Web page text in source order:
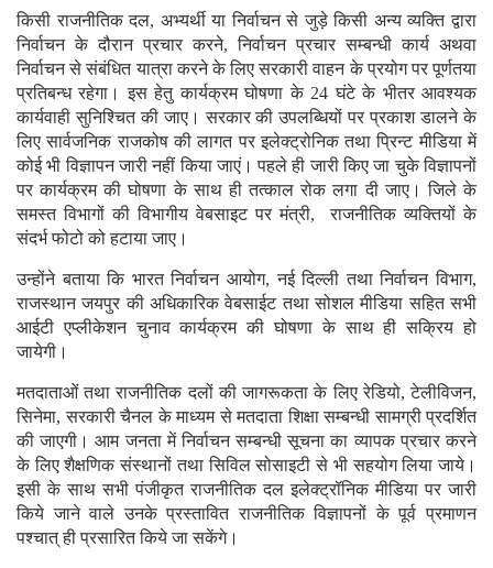
किसी राजनीतिक दल, अभ्यर्थी या निर्वाचन से जुड़े किसी अन्य व्यक्ति द्वारा
निर्वाचन के दौरान प्रचार करने, निर्वाचन प्रचार सम्बन्धी कार्य अथवा
निर्वाचन से संबंधित यात्रा करने के लिए सरकारी वाहन के प्रयोग पर पूर्णतया
प्रतिबन्ध रहेगा। इस हेतु कार्यक्रम घोषणा के 24 घंटे के भीतर आवश्यक
कार्यवाही सुनिश्चित की जाए। सरकार की उपलब्धियों पर प्रकाश डालने के
लिए सार्वजनिक राजकोष की लागत पर इलेक्ट्रोनिक तथा प्रिन्ट मीडिया में
कोई भी विज्ञापन जारी नहीं किया जाएं। पहले ही जारी किए जा चुके विज्ञापनों
पर कार्यक्रम की घोषणा के साथ ही तत्काल रोक लगा दी जाए। जिले के
समस्त विभागों की विभागीय वेबसाइट पर मंत्री, राजनीतिक व्यक्तियों के
संदर्भ फोटो को हटाया जाए।
उन्होंने बताया कि भारत निर्वाचन आयोग, नई दिल्ली तथा निर्वाचन विभाग,
राजस्थान जयपुर की अधिकारिक वेबसाईट तथा सोशल मीडिया सहित सभी
आईटी एप्लीकेशन चुनाव कार्यक्रम की घोषणा के साथ ही सक्रिय हो
जायेगी।
मतदाताओं तथा राजनीतिक दलों की जागरूकता के लिए रेडियो, टेलीविजन,
सिनेमा, सरकारी चैनल के माध्यम से मतदाता शिक्षा सम्बन्धी सामग्री प्रदर्शित
की जाएगी। आम जनता में निर्वाचन सम्बन्धी सूचना का व्यापक प्रचार करने
के लिए शैक्षणिक संस्थानों तथा सिविल सोसाइटी से भी सहयोग लिया जाये।
इसी के साथ सभी पंजीकृत राजनीतिक दल इलेक्ट्रॉनिक मीडिया पर जारी
किये जाने वाले उनके प्रस्तावित राजनीतिक विज्ञापनों के पूर्व प्रमाणन
पश्चात् ही प्रसारित किये जा सकेंगे।